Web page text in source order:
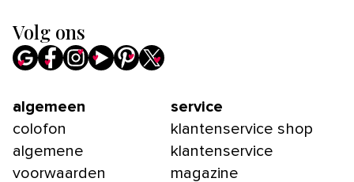
Volg ons
algemeen
colofon
algemene
voorwaarden
service
klantenservice shop
klantenservice
magazine